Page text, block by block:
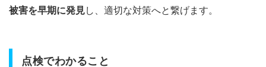
被害を早期に発見し、適切な対策へと繋げます。
点検でわかること